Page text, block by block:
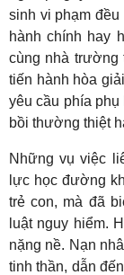
sinh vi phạm
hành chính hay
cùng nhà trường
tiến hành hòa
yêu cầu phía phụ
bồi thường thiệt
Những vụ việc
lực học đường
trẻ con, mà đã
luật nguy hiểm.
nặng nề. Nạn
tinh thần, dẫn